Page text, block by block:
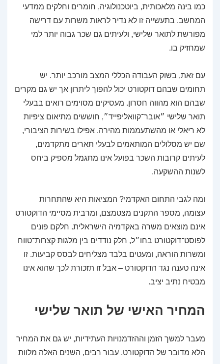
כמו בינה מלאכותית, ביוטכנולוגיה, חומרים וחלקים ממדעי
המחשב. בתעשייה זו לא נדיר לראות משרות עם דרישה
מפורשת לתואר שלישי, ולעיתים גם שכר גבוה יותר למי
שמחזיק בו.
עם זאת, בשוק העבודה הכללי המצב מורכב יותר. יש
תחומים שבהם דוקטורט יכול להפוך ליתרון אך יש גם מקרים
שבהם הוא מהווה חסרון. מעסיקים מסוימים רואים בבעלי
תואר שלישי ״אובר־קוואליפייד״, חוששים מתיאום ציפיות
לא ריאלי או מהשתעממות מהירה. אפילו בשירות הציבורי,
שם יש מסלולים המותאמים לבעלי תארים מתקדמים,
לעיתים קרובות השכר בפועל אינו מתגמל מספיק ביחס
לשנות ההשקעה.
ומה לגבי התחום האקדמי? המציאות היא שהתחרות
עצומה, מספר התקנים מצטמצם, ומרבית מסיימי הדוקטורט
אינם מוצאים משרה באקדמיה הישראלית. חלקם פונים
לפוסט־דוקטורט בחו״ל, חלק נודדים בין מלגות קצרות־טווח
ומשרות הוראה, ומעטים בלבד מצליחים לבסס קביעות. זו
אינה טענה נגד הדוקטורט – אבל זו תזכורת לכך שהוא אינו
מבטיח נתיב יציב.
המחיר האישי של תואר שלישי
מעבר למשך הזמן וההזדמנויות העתידיות, יש גם את המחיר
הלא מדובר של הדוקטורט. עבור רבים, השנים האלה מלוות